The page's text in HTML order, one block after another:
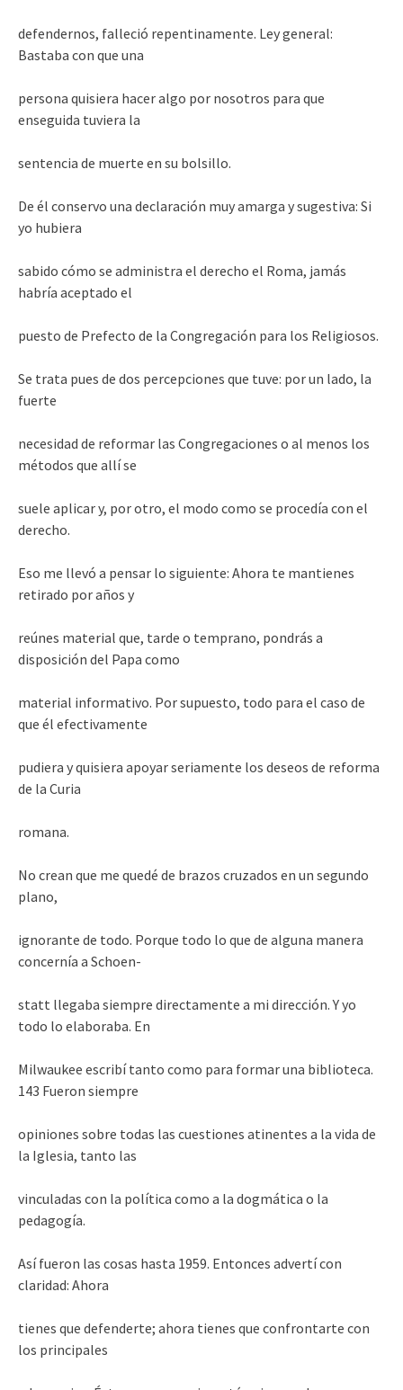
defendernos, falleció repentinamente. Ley general:
Bastaba con que una
persona quisiera hacer algo por nosotros para que
enseguida tuviera la
sentencia de muerte en su bolsillo.
De él conservo una declaración muy amarga y sugestiva: Si
yo hubiera
sabido cómo se administra el derecho el Roma, jamás
habría aceptado el
puesto de Prefecto de la Congregación para los Religiosos.
Se trata pues de dos percepciones que tuve: por un lado, la
fuerte
necesidad de reformar las Congregaciones o al menos los
métodos que allí se
suele aplicar y, por otro, el modo como se procedía con el
derecho.
Eso me llevó a pensar lo siguiente: Ahora te mantienes
retirado por años y
reúnes material que, tarde o temprano, pondrás a
disposición del Papa como
material informativo. Por supuesto, todo para el caso de
que él efectivamente
pudiera y quisiera apoyar seriamente los deseos de reforma
de la Curia
romana.
No crean que me quedé de brazos cruzados en un segundo
plano,
ignorante de todo. Porque todo lo que de alguna manera
concernía a Schoen-
statt llegaba siempre directamente a mi dirección. Y yo
todo lo elaboraba. En
Milwaukee escribí tanto como para formar una biblioteca.
143 Fueron siempre
opiniones sobre todas las cuestiones atinentes a la vida de
la Iglesia, tanto las
vinculadas con la política como a la dogmática o la
pedagogía.
Así fueron las cosas hasta 1959. Entonces advertí con
claridad: Ahora
tienes que defenderte; ahora tienes que confrontarte con
los principales